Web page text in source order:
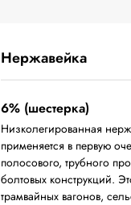
Нержавейка
6% (шестерка)
Низколегированная
применяется в первую
полосового, трубного
болтовых конструкций.
трамвайных вагонов,